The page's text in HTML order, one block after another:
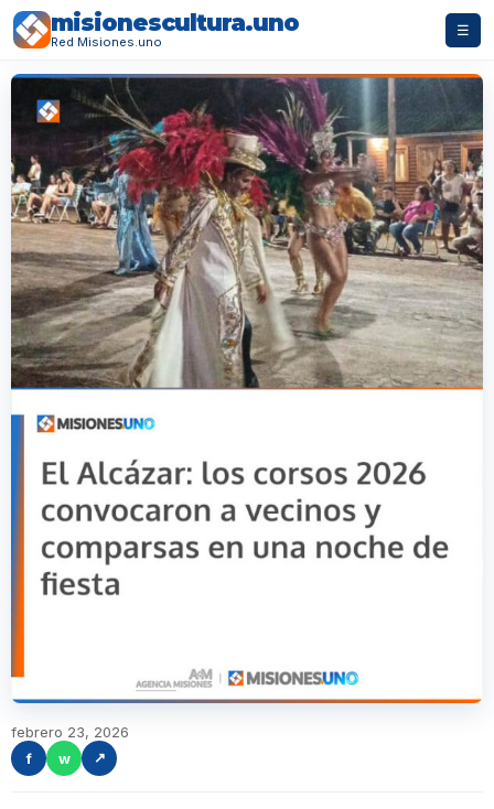
misionescultura.uno
Red Misiones.uno
☰
febrero 23, 2026
f
w ↗